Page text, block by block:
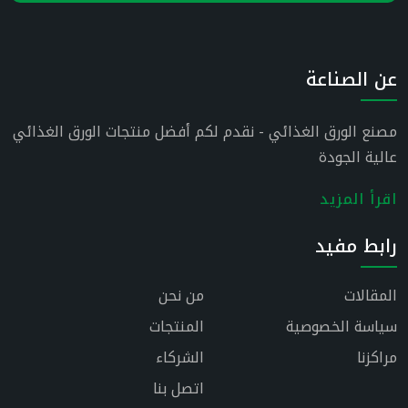
عن الصناعة
مصنع الورق الغذائي - نقدم لكم أفضل منتجات الورق الغذائي
عالية الجودة
اقرأ المزيد
رابط مفيد
من نحن
المقالات
المنتجات
سياسة الخصوصية
الشركاء
مراكزنا
اتصل بنا